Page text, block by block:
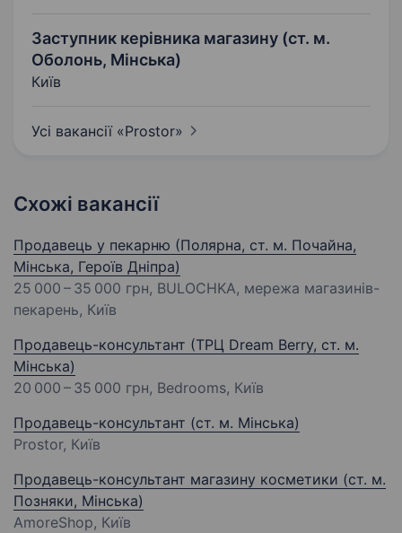
Заступник керівника магазину (ст. м.
Оболонь, Мінська)
Київ
Усі вакансії «Prostor»
Схожі вакансії
Продавець у пекарню (Полярна, ст. м. Почайна,
Мінська, Героїв Дніпра)
25 000 – 35 000 грн, BULOCHKA, мережа магазинів-
пекарень, Київ
Продавець-консультант (ТРЦ Dream Berry, ст. м.
Мінська)
20 000 – 35 000 грн, Bedrooms, Київ
Продавець-консультант (ст. м. Мінська)
Prostor, Київ
Продавець-консультант магазину косметики (ст. м.
Позняки, Мінська)
AmoreShop, Київ